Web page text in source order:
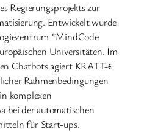
Regierungsprojekts zur
Entwickelt wurde
*MindCode
Universitäten. Im
Chatbots agiert KRATT-ϵ
Rahmenbedingungen
komplexen
bei der automatischen
für Start-ups.